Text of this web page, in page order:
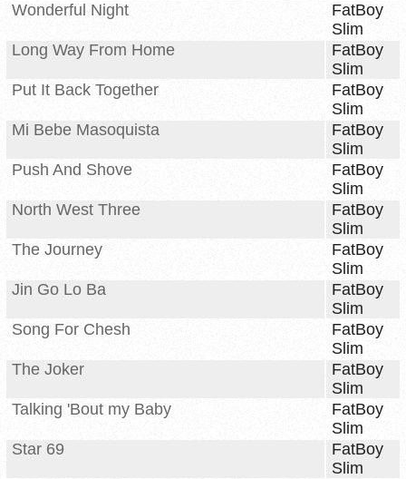
Wonderful Night
FatBoy
Slim
Long Way From Home
FatBoy
Slim
Put It Back Together
FatBoy
Slim
Mi Bebe Masoquista
FatBoy
Slim
Push And Shove
FatBoy
Slim
North West Three
FatBoy
Slim
The Journey
FatBoy
Slim
Jin Go Lo Ba
FatBoy
Slim
Song For Chesh
FatBoy
Slim
The Joker
FatBoy
Slim
Talking 'Bout my Baby
FatBoy
Slim
Star 69
FatBoy
Slim